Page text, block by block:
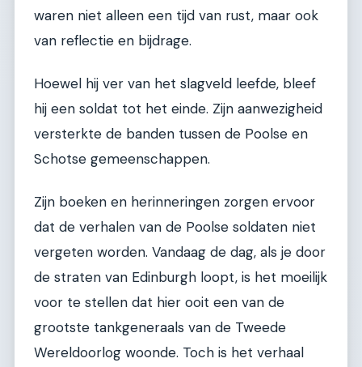
waren niet alleen een tijd van rust, maar ook
van reflectie en bijdrage.
Hoewel hij ver van het slagveld leefde, bleef
hij een soldat tot het einde. Zijn aanwezigheid
versterkte de banden tussen de Poolse en
Schotse gemeenschappen.
Zijn boeken en herinneringen zorgen ervoor
dat de verhalen van de Poolse soldaten niet
vergeten worden. Vandaag de dag, als je door
de straten van Edinburgh loopt, is het moeilijk
voor te stellen dat hier ooit een van de
grootste tankgeneraals van de Tweede
Wereldoorlog woonde. Toch is het verhaal